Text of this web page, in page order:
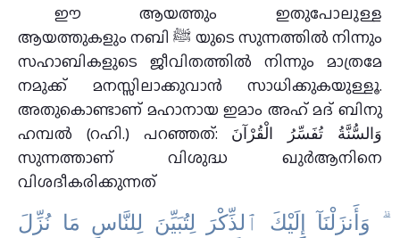
ഈ ആയത്തും ഇതുപോലുള്ള
ആയത്തുകളും നബി ﷺ യുടെ സുന്നത്തില്‍ നിന്നും
സഹാബികളുടെ ജീവിതത്തില്‍ നിന്നും മാത്രമേ
നമുക്ക് മനസ്സിലാക്കുവാന്‍ സാധിക്കുകയുള്ളൂ.
അതുകൊണ്ടാണ് മഹാനായ ഇമാം അഹ് മദ് ബിനു
ഹമ്പല്‍ (റഹി.) പറഞ്ഞത്: وَالسُّنَّةُ تُفَسِّرُ الْقُرْآنَ
സുന്നത്താണ് വിശുദ്ധ ഖുര്‍ആനിനെ
വിശദീകരിക്കുന്നത്
ۗ ﻭَﺃَﻧﺰَﻟْﻨَﺎٓ ﺇِﻟَﻴْﻚَ ٱﻟﺬِّﻛْﺮَ ﻟِﺘُﺒَﻴِّﻦَ ﻟِﻠﻨَّﺎﺱِ ﻣَﺎ ﻧُﺰِّﻝَ